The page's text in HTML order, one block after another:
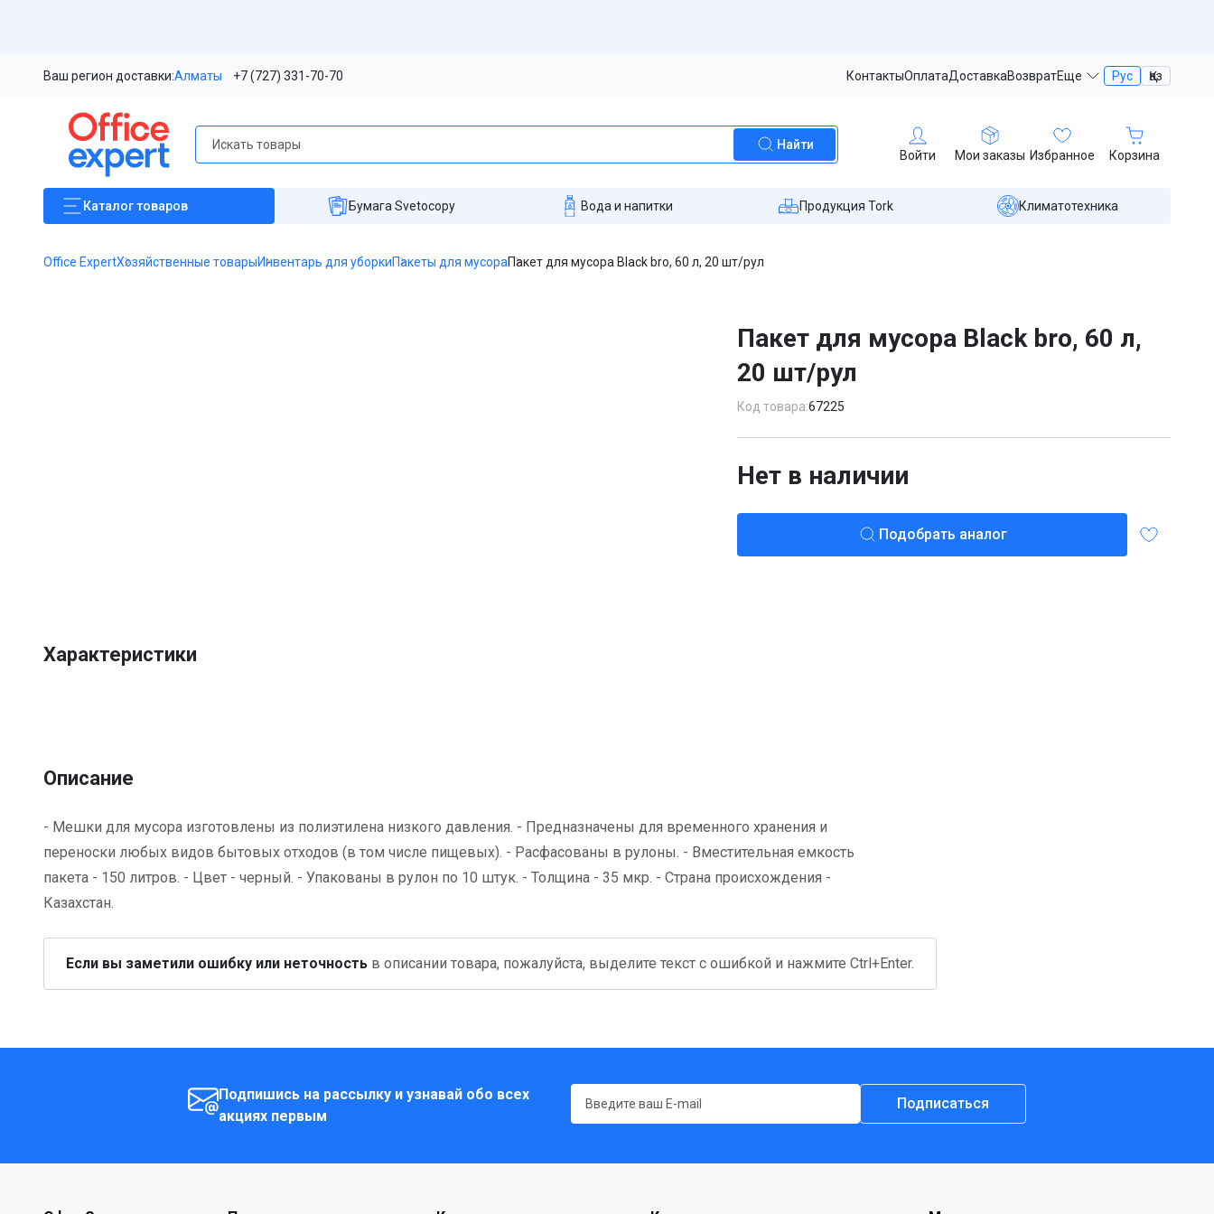
Ваш регион доставки:Алматы +7 (727) 331-70-70 КонтактыОплатаДоставкаВозвратЕще Рус Қаз
Найти
Войти Мои заказы Избранное Корзина
Каталогтоваров Бумага Svetocopy Вода и напитки Продукция Tork Климатотехника
Office ExpertХозяйственные товарыИнвентарь для уборкиПакеты для мусораПакет для мусора Black bro, 60 л, 20 шт/рул
Пакет для мусора Black bro, 60 л,
20 шт/рул
Код товара:67225
Нет в наличии
Подобрать аналог
Характеристики
Описание
- Мешки для мусора изготовлены из полиэтилена низкого давления. - Предназначены для временного хранения и
переноски любых видов бытовых отходов (в том числе пищевых). - Расфасованы в рулоны. - Вместительная емкость
пакета - 150 литров. - Цвет - черный. - Упакованы в рулон по 10 штук. - Толщина - 35 мкр. - Страна происхождения -
Казахстан.
Если вы заметили ошибку или неточность в описании товара, пожалуйста, выделите текст с ошибкой и нажмите Ctrl+Enter.
Подпишись на рассылку и узнавай обо всех
акциях первым
Подписаться